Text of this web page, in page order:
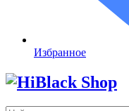
Избранное